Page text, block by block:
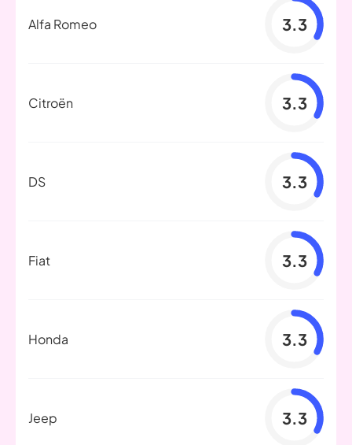
Alfa Romeo 3.3
Citroën 3.3
DS 3.3
Fiat 3.3
Honda 3.3
Jeep 3.3